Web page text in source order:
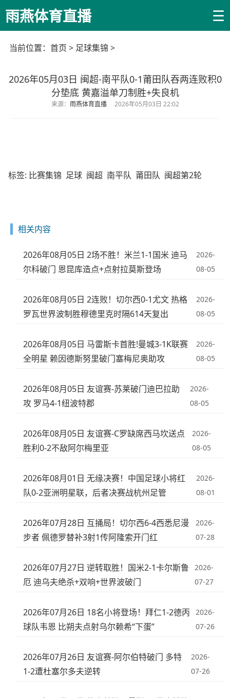
雨燕体育直播 ☰
当前位置： 首页 > 足球集锦 >
2026年05月03日 闽超-南平队0-1莆田队吞两连败积0
分垫底 黄嘉溢单刀制胜+失良机
来源： 雨燕体育直播 2026年05月03日 22:02
标签: 比赛集锦 足球 闽超 南平队 莆田队 闽超第2轮
相关内容
2026年08月05日 2场不胜！米兰1-1国米 迪马
尔科破门 恩昆库造点+点射拉莫斯登场
2026-
08-05
2026年08月05日 2连败！切尔西0-1尤文 热格
罗瓦世界波制胜穆德里克时隔614天复出
2026-
08-05
2026年08月05日 马雷斯卡首胜!曼城3-1K联赛
全明星 赖因德斯努里破门塞梅尼奥助攻
2026-
08-05
2026年08月05日 友谊赛-苏莱破门迪巴拉助
攻 罗马4-1纽波特郡
2026-
08-05
2026年08月05日 友谊赛-C罗缺席西马坎送点
胜利0-2不敌阿尔梅里亚
2026-
08-05
2026年08月01日 无缘决赛！中国足球小将红
队0-2亚洲明星联，后者决赛战杭州足管
2026-
08-01
2026年07月28日 互捅局！切尔西6-4西悉尼漫
步者 佩德罗替补3射1传阿隆索开门红
2026-
07-28
2026年07月27日 逆转取胜！国米2-1卡尔斯鲁
厄 迪乌夫绝杀+双响+世界波破门
2026-
07-27
2026年07月26日 18名小将登场！拜仁1-2德丙
球队韦恩 比朔夫点射乌尔赖希“下蛋”
2026-
07-26
2026年07月26日 友谊赛-阿尔伯特破门 多特
1-2遭杜塞尔多夫逆转
2026-
07-26